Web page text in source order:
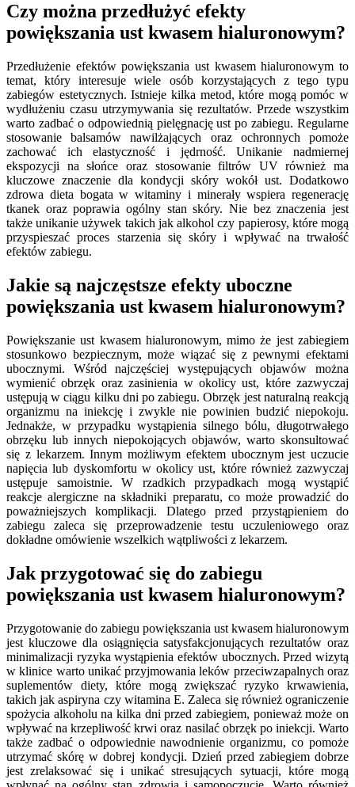
Czy można przedłużyć efekty
powiększania ust kwasem hialuronowym?
Przedłużenie efektów powiększania ust kwasem hialuronowym to
temat, który interesuje wiele osób korzystających z tego typu
zabiegów estetycznych. Istnieje kilka metod, które mogą pomóc w
wydłużeniu czasu utrzymywania się rezultatów. Przede wszystkim
warto zadbać o odpowiednią pielęgnację ust po zabiegu. Regularne
stosowanie balsamów nawilżających oraz ochronnych pomoże
zachować ich elastyczność i jędrność. Unikanie nadmiernej
ekspozycji na słońce oraz stosowanie filtrów UV również ma
kluczowe znaczenie dla kondycji skóry wokół ust. Dodatkowo
zdrowa dieta bogata w witaminy i minerały wspiera regenerację
tkanek oraz poprawia ogólny stan skóry. Nie bez znaczenia jest
także unikanie używek takich jak alkohol czy papierosy, które mogą
przyspieszać proces starzenia się skóry i wpływać na trwałość
efektów zabiegu.
Jakie są najczęstsze efekty uboczne
powiększania ust kwasem hialuronowym?
Powiększanie ust kwasem hialuronowym, mimo że jest zabiegiem
stosunkowo bezpiecznym, może wiązać się z pewnymi efektami
ubocznymi. Wśród najczęściej występujących objawów można
wymienić obrzęk oraz zasinienia w okolicy ust, które zazwyczaj
ustępują w ciągu kilku dni po zabiegu. Obrzęk jest naturalną reakcją
organizmu na iniekcję i zwykle nie powinien budzić niepokoju.
Jednakże, w przypadku wystąpienia silnego bólu, długotrwałego
obrzęku lub innych niepokojących objawów, warto skonsultować
się z lekarzem. Innym możliwym efektem ubocznym jest uczucie
napięcia lub dyskomfortu w okolicy ust, które również zazwyczaj
ustępuje samoistnie. W rzadkich przypadkach mogą wystąpić
reakcje alergiczne na składniki preparatu, co może prowadzić do
poważniejszych komplikacji. Dlatego przed przystąpieniem do
zabiegu zaleca się przeprowadzenie testu uczuleniowego oraz
dokładne omówienie wszelkich wątpliwości z lekarzem.
Jak przygotować się do zabiegu
powiększania ust kwasem hialuronowym?
Przygotowanie do zabiegu powiększania ust kwasem hialuronowym
jest kluczowe dla osiągnięcia satysfakcjonujących rezultatów oraz
minimalizacji ryzyka wystąpienia efektów ubocznych. Przed wizytą
w klinice warto unikać przyjmowania leków przeciwzapalnych oraz
suplementów diety, które mogą zwiększać ryzyko krwawienia,
takich jak aspiryna czy witamina E. Zaleca się również ograniczenie
spożycia alkoholu na kilka dni przed zabiegiem, ponieważ może on
wpływać na krzepliwość krwi oraz nasilać obrzęk po iniekcji. Warto
także zadbać o odpowiednie nawodnienie organizmu, co pomoże
utrzymać skórę w dobrej kondycji. Dzień przed zabiegiem dobrze
jest zrelaksować się i unikać stresujących sytuacji, które mogą